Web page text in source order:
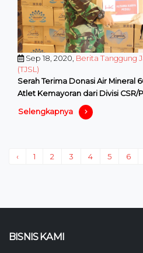
Sep 18, 2020, Berita Tanggung
(TJSL)
Serah Terima Donasi Air Mineral
Atlet Kemayoran dari Divisi CSR/
Selengkapnya
‹ 1 2 3 4 5 6
BISNIS KAMI